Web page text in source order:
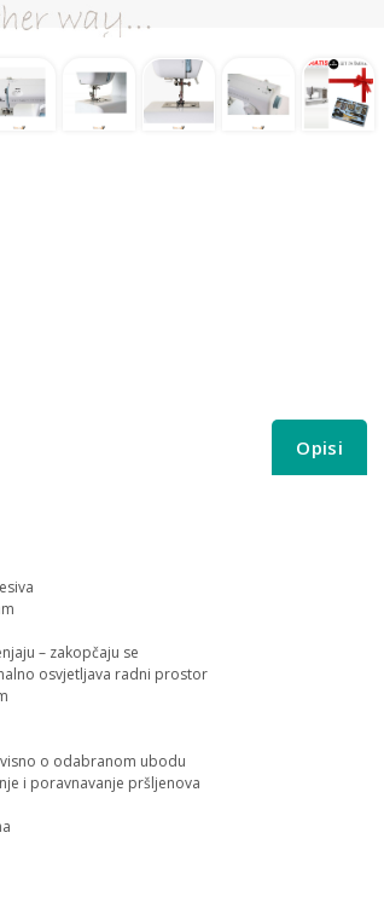
Opisi
– zakopčaju se
osvjetljava radni prostor
o odabranom ubodu
i poravnavanje pršljenova